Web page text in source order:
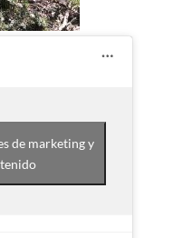
de marketing y